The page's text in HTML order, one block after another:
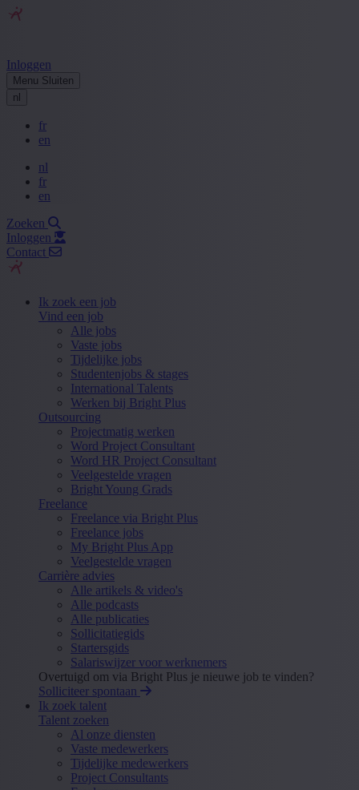
Inloggen
Menu Sluiten
nl
fr
en
nl
fr
en
Zoeken
Inloggen
Contact
Ik zoek een job
Vind een job
Alle jobs
Vaste jobs
Tijdelijke jobs
Studentenjobs & stages
International Talents
Werken bij Bright Plus
Outsourcing
Projectmatig werken
Word Project Consultant
Word HR Project Consultant
Veelgestelde vragen
Bright Young Grads
Freelance
Freelance via Bright Plus
Freelance jobs
My Bright Plus App
Veelgestelde vragen
Carrière advies
Alle artikels & video's
Alle podcasts
Alle publicaties
Sollicitatiegids
Startersgids
Salariswijzer voor werknemers
Overtuigd om via Bright Plus je nieuwe job te vinden?
Solliciteer spontaan
Ik zoek talent
Talent zoeken
Al onze diensten
Vaste medewerkers
Tijdelijke medewerkers
Project Consultants